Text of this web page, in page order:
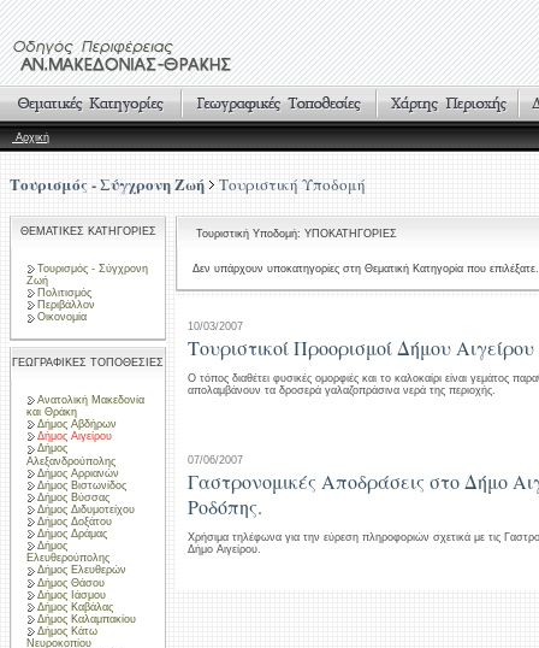
Αρχική
Τουρισμός - Σύγχρονη Ζωή Τουριστική Υποδομή
ΘΕΜΑΤΙΚΕΣ ΚΑΤΗΓΟΡΙΕΣ
Τουρισμός - Σύγχρονη
Ζωή
Πολιτισμός
Περιβάλλον
Οικονομία
ΓΕΩΓΡΑΦΙΚΕΣ ΤΟΠΟΘΕΣΙΕΣ
Ανατολική Μακεδονία
και Θράκη
Δήμος Αβδήρων
Δήμος Αιγείρου
Δήμος
Αλεξανδρούπολης
Δήμος Αρριανών
Δήμος Βιστωνίδος
Δήμος Βύσσας
Δήμος Διδυμοτείχου
Δήμος Δοξάτου
Δήμος Δράμας
Δήμος
Ελευθερούπολης
Δήμος Ελευθερών
Δήμος Θάσου
Δήμος Ιάσμου
Δήμος Καβάλας
Δήμος Καλαμπακίου
Δήμος Κάτω
Νευροκοπίου
Τουριστική Υποδομή: ΥΠΟΚΑΤΗΓΟΡΙΕΣ
Δεν υπάρχουν υποκατηγορίες στη Θεματική Κατηγορία που επιλέξατε.
10/03/2007
Τουριστικοί Προορισμοί Δήμου Αιγείρου
Ο τόπος διαθέτει φυσικές ομορφιές και το καλοκαίρι είναι γεμάτος
απολαμβάνουν τα δροσερά γαλαζοπράσινα νερά της περιοχής.
07/06/2007
Γαστρονομικές Αποδράσεις στο Δήμο
Ροδόπης.
Χρήσιμα τηλέφωνα για την εύρεση πληροφοριών σχετικά με τις
Δήμο Αιγείρου.